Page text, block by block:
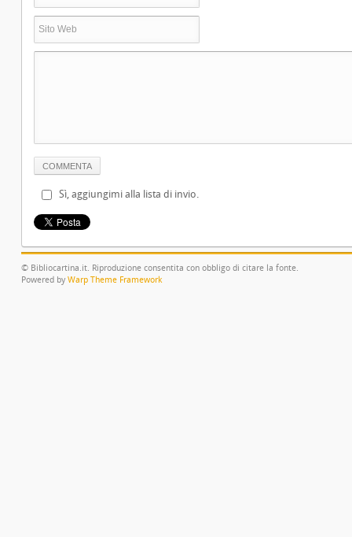
Sì, aggiungimi alla lista di invio.
© Bibliocartina.it. Riproduzione consentita con obbligo di citare la fonte.
Powered by Warp Theme Framework